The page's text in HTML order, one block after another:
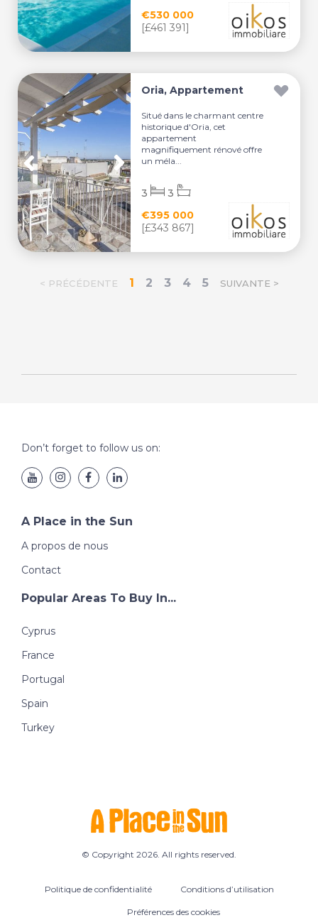
€530 000
[£461 391]
Oria, Appartement
Situé dans le charmant centre
historique d'Oria, cet
appartement
magnifiquement rénové offre
un méla...
€395 000
[£343 867]
3 3
< PRÉCÉDENTE 1 2 3 4 5 SUIVANTE >
Don’t forget to follow us on:
A Place in the Sun
A propos de nous
Contact
Popular Areas To Buy In...
Cyprus
France
Portugal
Spain
Turkey
© Copyright 2026. All rights reserved.
Politique de confidentialité Conditions d’utilisation
Préférences des cookies